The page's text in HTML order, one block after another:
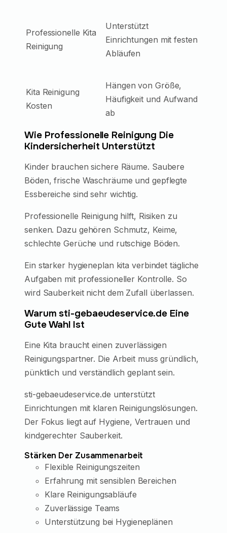
Professionelle Kita
Reinigung
Unterstützt
Einrichtungen mit festen
Abläufen
Kita Reinigung
Kosten
Hängen von Größe,
Häufigkeit und Aufwand
ab
Wie Professionelle Reinigung Die
Kindersicherheit Unterstützt
Kinder brauchen sichere Räume. Saubere
Böden, frische Waschräume und gepflegte
Essbereiche sind sehr wichtig.
Professionelle Reinigung hilft, Risiken zu
senken. Dazu gehören Schmutz, Keime,
schlechte Gerüche und rutschige Böden.
Ein starker hygieneplan kita verbindet tägliche
Aufgaben mit professioneller Kontrolle. So
wird Sauberkeit nicht dem Zufall überlassen.
Warum sti-gebaeudeservice.de Eine
Gute Wahl Ist
Eine Kita braucht einen zuverlässigen
Reinigungspartner. Die Arbeit muss gründlich,
pünktlich und verständlich geplant sein.
sti-gebaeudeservice.de unterstützt
Einrichtungen mit klaren Reinigungslösungen.
Der Fokus liegt auf Hygiene, Vertrauen und
kindgerechter Sauberkeit.
Stärken Der Zusammenarbeit
Flexible Reinigungszeiten
Erfahrung mit sensiblen Bereichen
Klare Reinigungsabläufe
Zuverlässige Teams
Unterstützung bei Hygieneplänen